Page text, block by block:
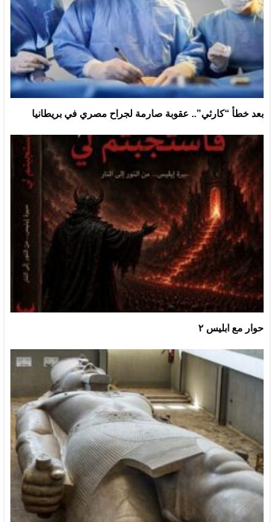
بعد خطأ “كارثي”.. عقوبة صارمة لجراح مصري في بريطانيا
حوار مع ابليس ٢